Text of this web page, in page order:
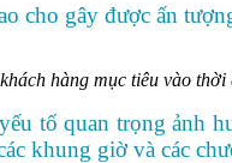
cho gây được ấn
hàng mục tiêu vào
tố quan trọng ảnh
khung giờ và các